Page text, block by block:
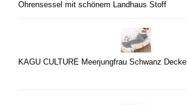
Ohrensessel mit schönem Landhaus Stoff
KAGU CULTURE Meerjungfrau Schwanz Decke